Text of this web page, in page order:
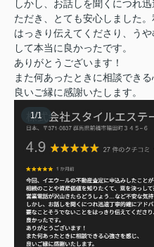
しかし、お話しを聞くにつれ
ただき、とても安心しました
はっきり伝えてくださり、う
して本当に良かったです。
ありがとうございます！
また何あったときに相談できる
良いご縁に感謝いたします。
1/1